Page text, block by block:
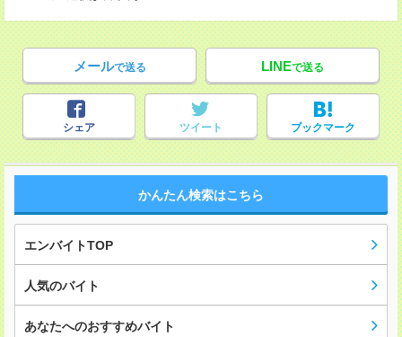
メールで送る LINEで送る
シェア ツイート ブックマーク
かんたん検索はこちら
エンバイトTOP
人気のバイト
あなたへのおすすめバイト